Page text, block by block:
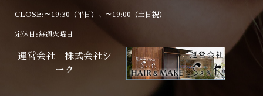
CLOSE:～19:30（平日）、～19:00（土日祝）
定休日:毎週火曜日
運営会社 株式会社シ
ーク